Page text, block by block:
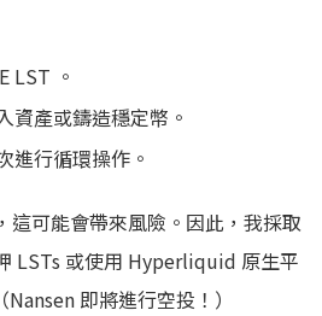
LST 。
資產或鑄造穩定幣。
進行循環操作。
這可能會帶來風險。因此，我採取
LSTs 或使用 Hyperliquid 原生平
即將進行空投！）